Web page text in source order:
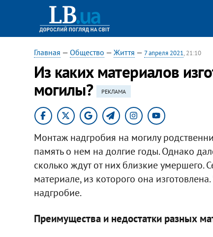
Главная — Общество — Життя — 7 апреля 2021, 21:10
Из каких материалов
могилы?
РЕКЛАМА
Монтаж надгробия на могилу
память о нем на долгие годы. Однако
сколько ждут от них близкие умершего.
материале, из которого она
надгробие.
Преимущества и недостатки разных